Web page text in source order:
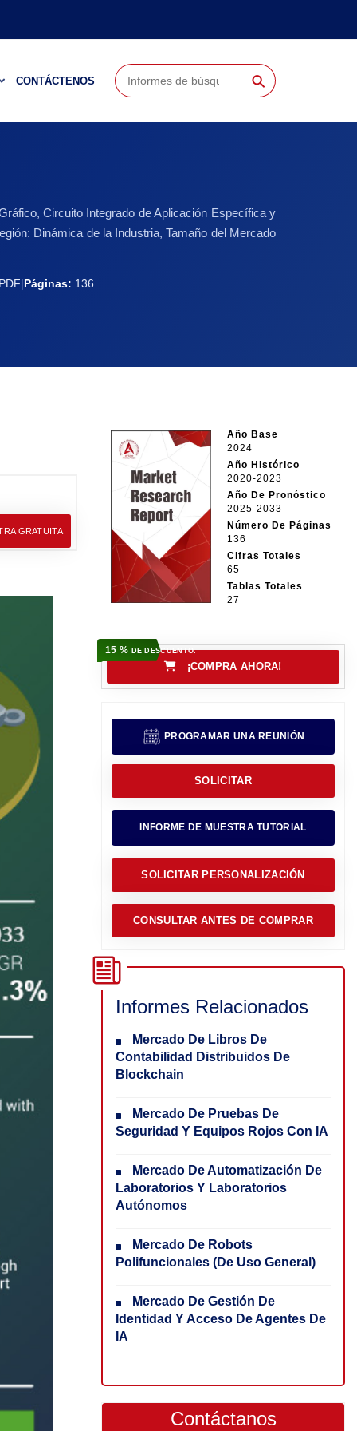
CONTÁCTENOS ⚲
Circuito Integrado de Aplicación Específica y
Dinámica de la Industria, Tamaño del Mercado
|Páginas: 136
GRATUITA
Año Base
2024
Año Histórico
2020-2023
Año De Pronóstico
2025-2033
Número De Páginas
136
Cifras Totales
65
Tablas Totales
27
15 % DE DESCUENTO.
¡COMPRA AHORA!
PROGRAMAR UNA REUNIÓN
SOLICITAR
INFORME DE MUESTRA TUTORIAL
SOLICITAR PERSONALIZACIÓN
CONSULTAR ANTES DE COMPRAR
Informes Relacionados
Mercado De Libros De
Contabilidad Distribuidos De
Blockchain
Mercado De Pruebas De
Seguridad Y Equipos Rojos Con IA
Mercado De Automatización De
Laboratorios Y Laboratorios
Autónomos
Mercado De Robots
Polifuncionales (de Uso General)
Mercado De Gestión De
Identidad Y Acceso De Agentes De
IA
Contáctanos